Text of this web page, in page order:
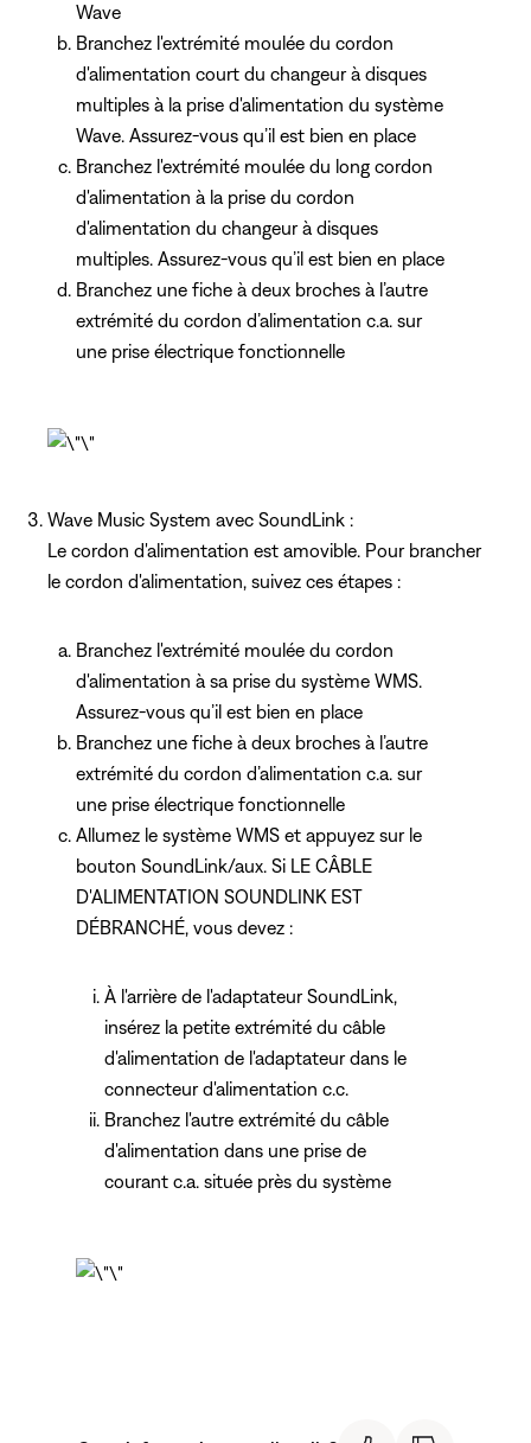
Wave
Branchez l'extrémité moulée du cordon
d'alimentation court du changeur à disques
multiples à la prise d'alimentation du système
Wave. Assurez-vous qu’il est bien en place
Branchez l'extrémité moulée du long cordon
d'alimentation à la prise du cordon
d'alimentation du changeur à disques
multiples. Assurez-vous qu’il est bien en place
Branchez une fiche à deux broches à l’autre
extrémité du cordon d’alimentation c.a. sur
une prise électrique fonctionnelle
Wave Music System avec SoundLink :
Le cordon d'alimentation est amovible. Pour brancher
le cordon d'alimentation, suivez ces étapes :
Branchez l'extrémité moulée du cordon
d'alimentation à sa prise du système WMS.
Assurez-vous qu’il est bien en place
Branchez une fiche à deux broches à l’autre
extrémité du cordon d’alimentation c.a. sur
une prise électrique fonctionnelle
Allumez le système WMS et appuyez sur le
bouton SoundLink/aux. Si LE CÂBLE
D'ALIMENTATION SOUNDLINK EST
DÉBRANCHÉ, vous devez :
À l'arrière de l'adaptateur SoundLink,
insérez la petite extrémité du câble
d'alimentation de l'adaptateur dans le
connecteur d'alimentation c.c.
Branchez l'autre extrémité du câble
d'alimentation dans une prise de
courant c.a. située près du système